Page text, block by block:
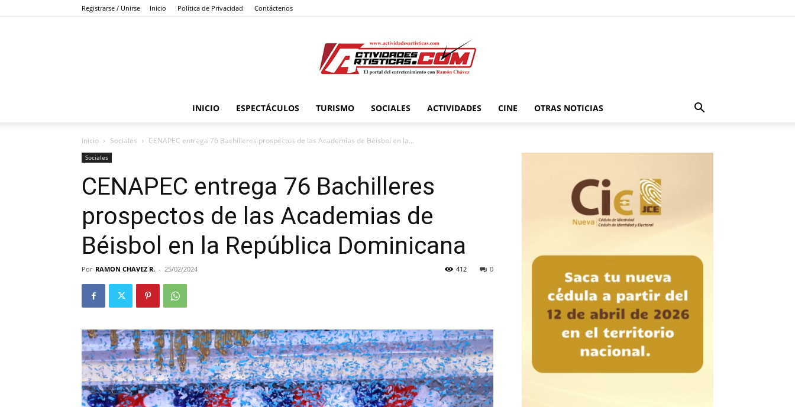
Registrarse / Unirse Inicio Política de Privacidad Contáctenos
Actividadesartisticas.com
INICIO ESPECTÁCULOS TURISMO SOCIALES ACTIVIDADES CINE OTRAS NOTICIAS
Inicio Sociales CENAPEC entrega 76 Bachilleres prospectos de las Academias de Béisbol en la...
Sociales
CENAPEC entrega 76 Bachilleres
prospectos de las Academias de
Béisbol en la República Dominicana
Por RAMON CHAVEZ R. - 25/02/2024 0
412